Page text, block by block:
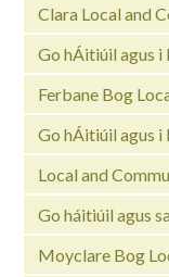
Clara Local and
Go hÁitiúil agus
Ferbane Bog
Go hÁitiúil agus i
Local and
Go háitiúil agus
Moyclare Bog